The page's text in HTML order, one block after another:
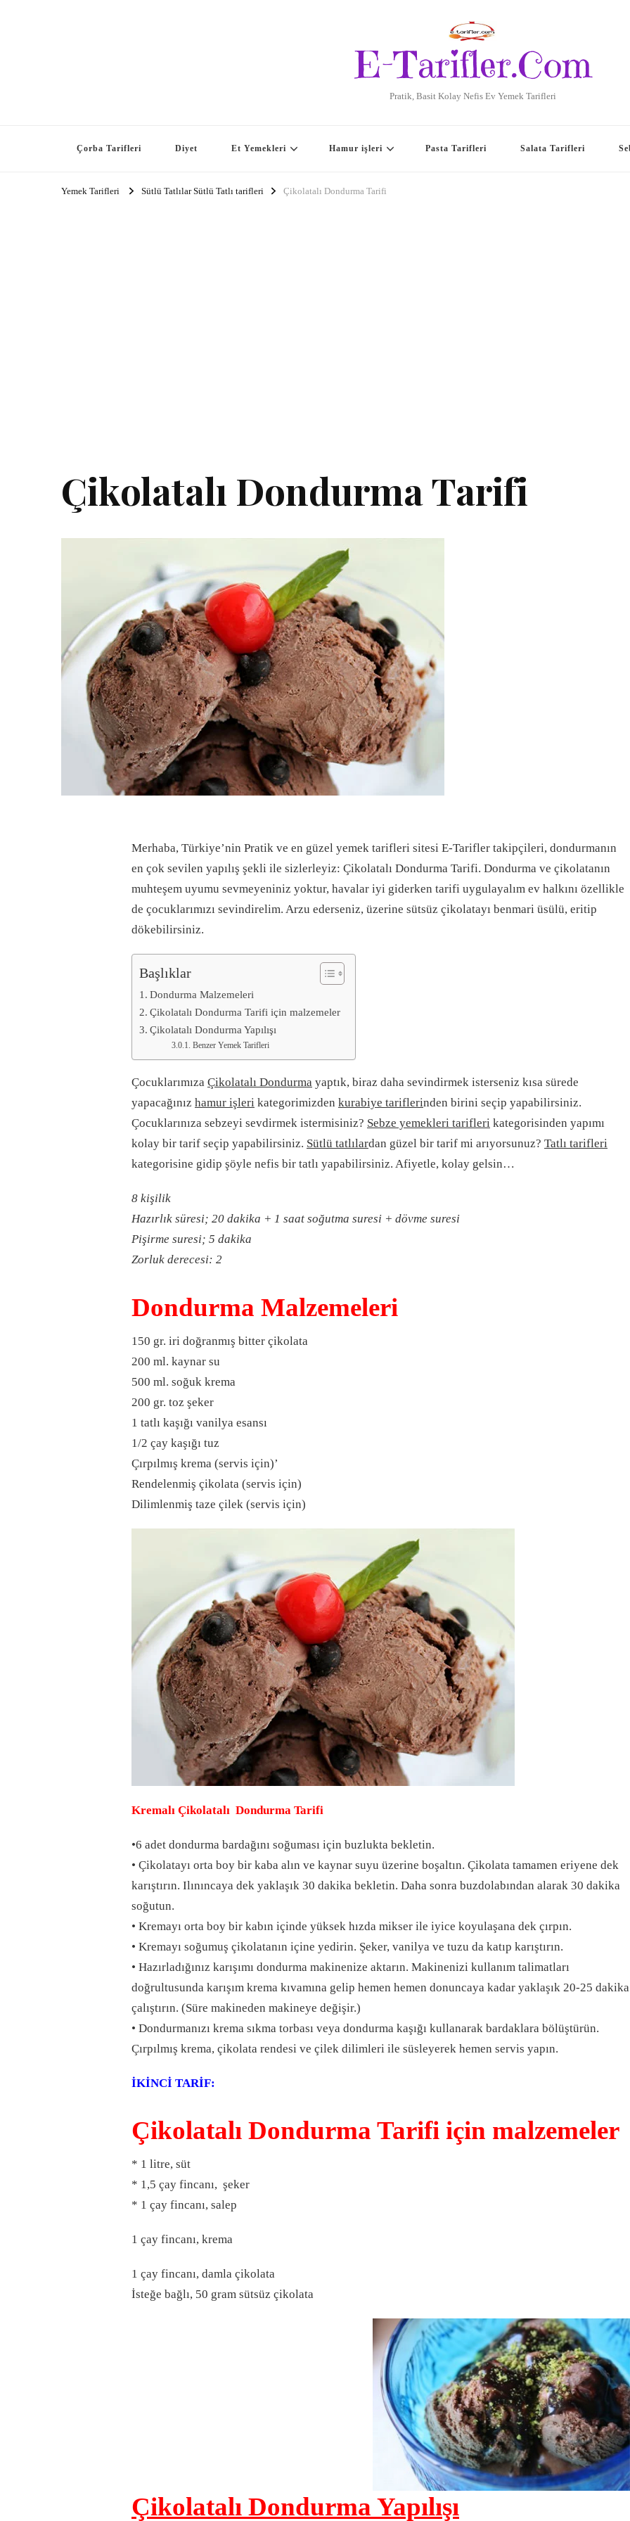
E-Tarifler.Com
Pratik, Basit Kolay Nefis Ev Yemek Tarifleri
Çorba Tarifleri Diyet Et Yemekleri Hamur işleri Pasta Tarifleri Salata Tarifleri
Yemek Tarifleri Sütlü Tatlılar Sütlü Tatlı tarifleri Çikolatalı Dondurma Tarifi
Çikolatalı Dondurma Tarifi
Merhaba, Türkiye’nin Pratik ve en güzel yemek tarifleri sitesi E-Tarifler takipçileri, dondurmanın
en çok sevilen yapılış şekli ile sizlerleyiz: Çikolatalı Dondurma Tarifi. Dondurma ve çikolatanın
muhteşem uyumu sevmeyeniniz yoktur, havalar iyi giderken tarifi uygulayalım ev halkını özellikle
de çocuklarımızı sevindirelim. Arzu ederseniz, üzerine sütsüz çikolatayı benmari üsülü, eritip
dökebilirsiniz.
Başlıklar
Dondurma Malzemeleri
Çikolatalı Dondurma Tarifi için malzemeler
Çikolatalı Dondurma Yapılışı
Benzer Yemek Tarifleri
Çocuklarımıza Çikolatalı Dondurma yaptık, biraz daha sevindirmek isterseniz kısa sürede
yapacağınız hamur işleri kategorimizden kurabiye tariflerinden birini seçip yapabilirsiniz.
Çocuklarınıza sebzeyi sevdirmek istermisiniz? Sebze yemekleri tarifleri kategorisinden yapımı
kolay bir tarif seçip yapabilirsiniz. Sütlü tatlılardan güzel bir tarif mi arıyorsunuz? Tatlı tarifleri
kategorisine gidip şöyle nefis bir tatlı yapabilirsiniz. Afiyetle, kolay gelsin…
8 kişilik
Hazırlık süresi; 20 dakika + 1 saat soğutma suresi + dövme suresi
Pişirme suresi; 5 dakika
Zorluk derecesi: 2
Dondurma Malzemeleri
150 gr. iri doğranmış bitter çikolata
200 ml. kaynar su
500 ml. soğuk krema
200 gr. toz şeker
1 tatlı kaşığı vanilya esansı
1/2 çay kaşığı tuz
Çırpılmış krema (servis için)’
Rendelenmiş çikolata (servis için)
Dilimlenmiş taze çilek (servis için)
Kremalı Çikolatalı Dondurma Tarifi
•6 adet dondurma bardağını soğuması için buzlukta bekletin.
• Çikolatayı orta boy bir kaba alın ve kaynar suyu üzerine boşaltın. Çikolata tamamen eriyene dek
karıştırın. Ilınıncaya dek yaklaşık 30 dakika bekletin. Daha sonra buzdolabından alarak 30 dakika
soğutun.
• Kremayı orta boy bir kabın içinde yüksek hızda mikser ile iyice koyulaşana dek çırpın.
• Kremayı soğumuş çikolatanın içine yedirin. Şeker, vanilya ve tuzu da katıp karıştırın.
• Hazırladığınız karışımı dondurma makinenize aktarın. Makinenizi kullanım talimatları
doğrultusunda karışım krema kıvamına gelip hemen hemen donuncaya kadar yaklaşık 20-25 dakika
çalıştırın. (Süre makineden makineye değişir.)
• Dondurmanızı krema sıkma torbası veya dondurma kaşığı kullanarak bardaklara bölüştürün.
Çırpılmış krema, çikolata rendesi ve çilek dilimleri ile süsleyerek hemen servis yapın.
İKİNCİ TARİF:
Çikolatalı Dondurma Tarifi için malzemeler
* 1 litre, süt
* 1,5 çay fincanı, şeker
* 1 çay fincanı, salep
1 çay fincanı, krema
1 çay fincanı, damla çikolata
İsteğe bağlı, 50 gram sütsüz çikolata
Çikolatalı Dondurma Yapılışı